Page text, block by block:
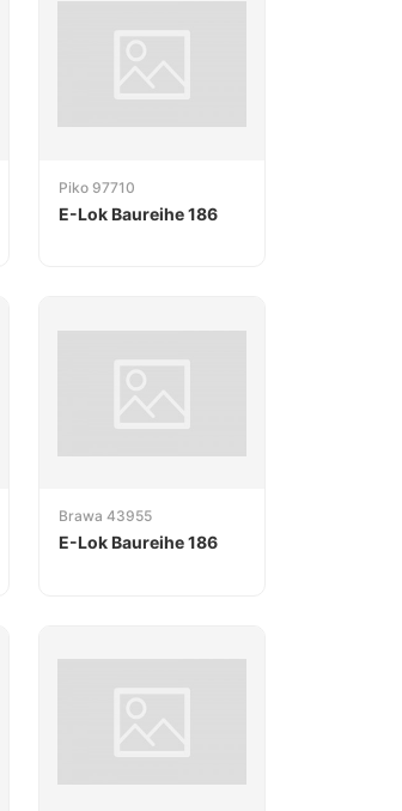
Piko 97710
E-Lok Baureihe 186
Brawa 43955
E-Lok Baureihe 186